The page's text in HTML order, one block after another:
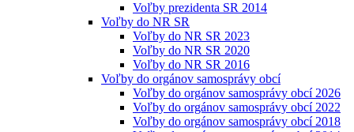
Voľby prezidenta SR 2014
Voľby do NR SR
Voľby do NR SR 2023
Voľby do NR SR 2020
Voľby do NR SR 2016
Voľby do orgánov samosprávy obcí
Voľby do orgánov samosprávy obcí 2026
Voľby do orgánov samosprávy obcí 2022
Voľby do orgánov samosprávy obcí 2018